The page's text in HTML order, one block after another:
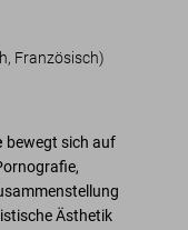
Französisch)
bewegt sich auf
Ästhetik